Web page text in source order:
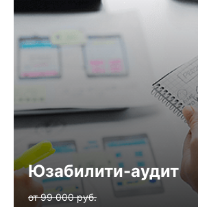
Юзабилити-аудит
от 99 000 руб.